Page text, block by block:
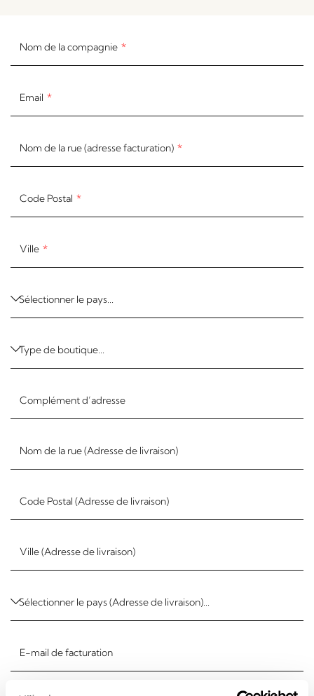
Nom de la compagnie
Email
Nom de la rue (adresse facturation)
Code Postal
Ville
Complément d’adresse
Nom de la rue (Adresse de livraison)
Code Postal (Adresse de livraison)
Ville (Adresse de livraison)
E-mail de facturation